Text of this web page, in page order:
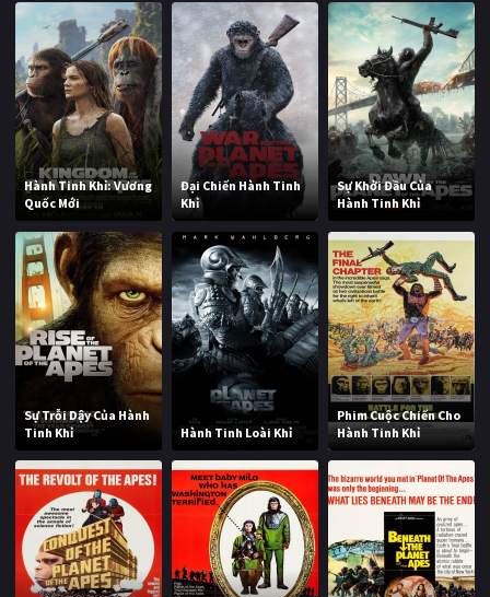
Hành Tinh Khỉ: Vương
Quốc Mới
Đại Chiến Hành Tinh
Khỉ
Sự Khởi Đầu Của
Hành Tinh Khỉ
Sự Trỗi Dậy Của Hành
Tinh Khỉ
Hành Tinh Loài Khỉ
Phim Cuộc Chiến Cho
Hành Tinh Khỉ